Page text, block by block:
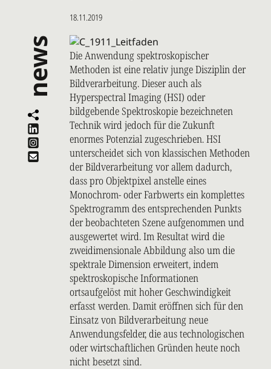
news
18.11.2019
Die Anwendung spektroskopischer
Methoden ist eine relativ junge Disziplin der
Bildverarbeitung. Dieser auch als
Hyperspectral Imaging (HSI) oder
bildgebende Spektroskopie bezeichneten
Technik wird jedoch für die Zukunft
enormes Potenzial zugeschrieben. HSI
unterscheidet sich von klassischen Methoden
der Bildverarbeitung vor allem dadurch,
dass pro Objektpixel anstelle eines
Monochrom- oder Farbwerts ein komplettes
Spektrogramm des entsprechenden Punkts
der beobachteten Szene aufgenommen und
ausgewertet wird. Im Resultat wird die
zweidimensionale Abbildung also um die
spektrale Dimension erweitert, indem
spektroskopische Informationen
ortsaufgelöst mit hoher Geschwindigkeit
erfasst werden. Damit eröffnen sich für den
Einsatz von Bildverarbeitung neue
Anwendungsfelder, die aus technologischen
oder wirtschaftlichen Gründen heute noch
nicht besetzt sind.